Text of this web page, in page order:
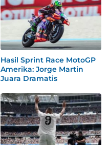
Hasil Sprint Race MotoGP
Amerika: Jorge Martin
Juara Dramatis